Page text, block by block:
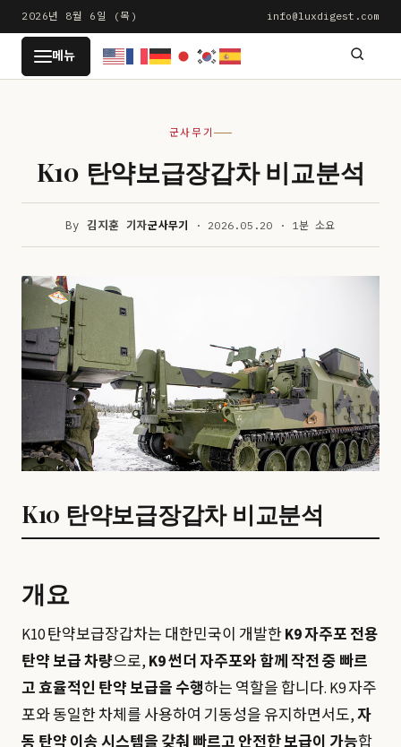
문
로
2026년 8월 6일 (목) info@luxdigest.com
LUXDIGEST
메뉴
군사무기
K10 탄약보급장갑차 비교분석
By김지훈 기자군사무기 · 2026.05.20 · 1분 소요
K10 탄약보급장갑차 비교분석
개요
K10 탄약보급장갑차는 대한민국이 개발한K9 자주포 전용
탄약 보급 차량으로, K9 썬더 자주포와 함께 작전 중 빠르
고 효율적인 탄약 보급을 수행하는 역할을 합니다. K9 자주
포와 동일한 차체를 사용하여 기동성을 유지하면서도,자
동 탄약 이송 시스템을 갖춰 빠르고 안전한 보급이 가능합